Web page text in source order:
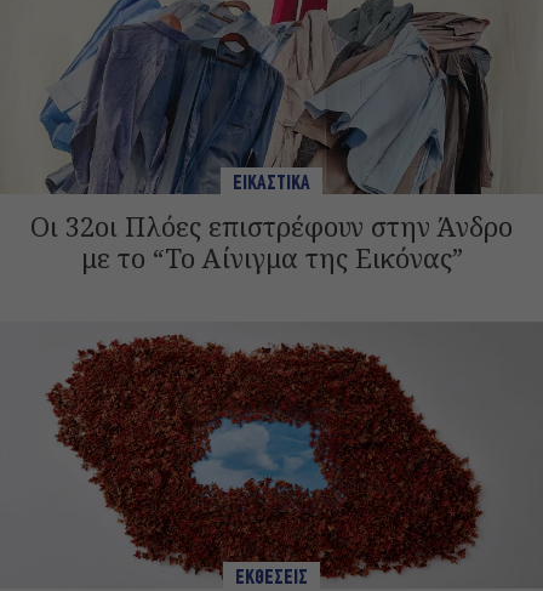
ΕΙΚΑΣΤΙΚΑ
Οι 32οι Πλόες επιστρέφουν στην Άνδρο
με το “Το Αίνιγμα της Εικόνας”
ΕΚΘΕΣΕΙΣ